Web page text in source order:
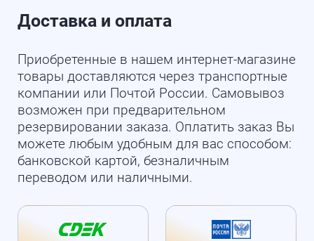
Доставка и оплата
Приобретенные в нашем интернет-магазине
товары доставляются через транспортные
компании или Почтой России. Самовывоз
возможен при предварительном
резервировании заказа. Оплатить заказ Вы
можете любым удобным для вас способом:
банковской картой, безналичным
переводом или наличными.